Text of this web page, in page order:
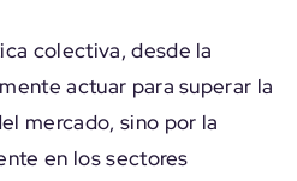
colectiva, desde la
actuar para superar la
mercado, sino por la
en los sectores